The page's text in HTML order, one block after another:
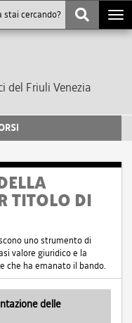
del Friuli Venezia
TITOLO DI
uno strumento di
valore giuridico e la
che ha emanato il bando.
delle